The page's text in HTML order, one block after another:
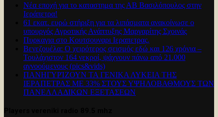
Νέα εποχή για το καταστημα της ΑΒ Βασιλόπουλος στην
Ιεράπετρα!
61 εκατ. ευρώ στήριξη για τα λιπάσματα ανακοίνωσε ο
υπουργός Αγροτικής Ανάπτυξης Μαργαρίτης Σχοινάς
Πυρκαγια στο Κουτσουναρι Ιεραπετρας.
Βενεζουέλα: Ο χειρότερος σεισμός εδώ και 126 χρόνια –
Τουλάχιστον 164 νεκροί, ψάχνουν πάνω από 21.000
αγνοούμενους (pics&vids)
ΠΑΝΗΓΥΡΊΖΟΥΝ ΤΑ ΓΕΝΙΚΑ ΛΥΚΕΙΑ ΤΗΣ
ΙΕΡΑΠΕΤΡΑΣ ΜΕ 33% ΣΤΟΥΣ ΥΨΗΛΟΒΑΘΜΟΥΣ ΤΩΝ
ΠΑΝΕΛΛΑΔΙΚΩΝ ΕΞΕΤΑΣΕΩΝ